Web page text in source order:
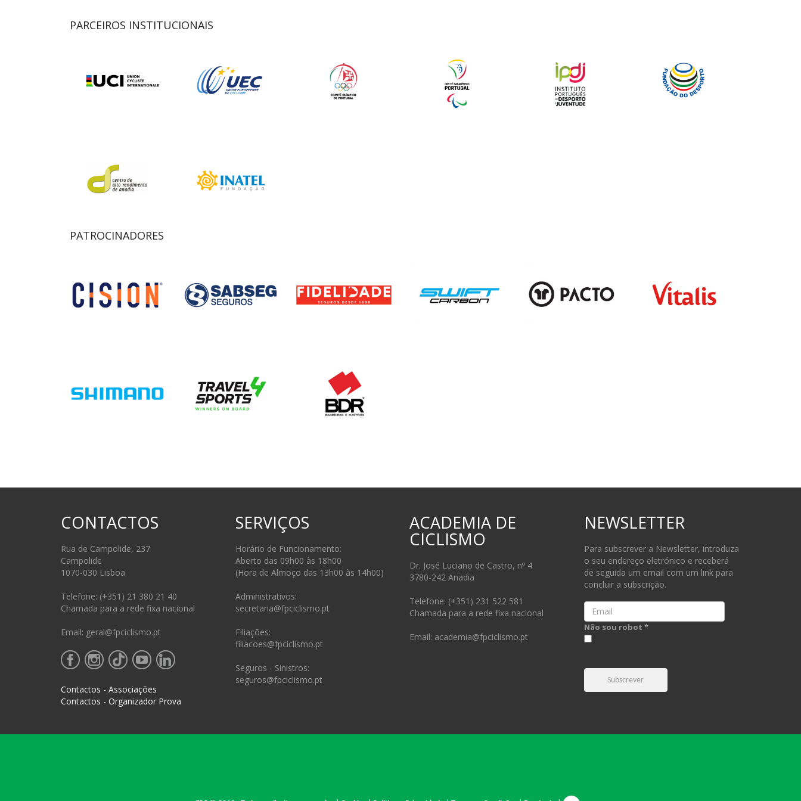
PARCEIROS INSTITUCIONAIS
PATROCINADORES
CONTACTOS
Rua de Campolide, 237
Campolide
1070-030 Lisboa
Telefone: (+351) 21 380 21 40
Chamada para a rede fixa nacional
Email: geral@fpciclismo.pt
Contactos - Associações
Contactos - Organizador Prova
SERVIÇOS
Horário de Funcionamento:
Aberto das 09h00 às 18h00
(Hora de Almoço das 13h00 às 14h00)
Administrativos:
secretaria@fpciclismo.pt
Filiações:
filiacoes@fpciclismo.pt
Seguros - Sinistros:
seguros@fpciclismo.pt
ACADEMIA DE
CICLISMO
Dr. José Luciano de Castro, nº 4
3780-242 Anadia
Telefone: (+351) 231 522 581
Chamada para a rede fixa nacional
Email: academia@fpciclismo.pt
NEWSLETTER
Para subscrever a Newsletter, introduza
o seu endereço eletrónico e receberá
de seguida um email com um link para
concluir a subscrição.
Email
Não sou robot *
Subscrever